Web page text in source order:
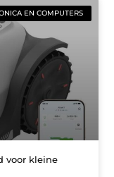
EN COMPUTERS
voor kleine